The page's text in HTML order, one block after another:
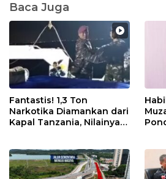
Baca Juga
Fantastis! 1,3 Ton
Narkotika Diamankan dari
Kapal Tanzania, Nilainya